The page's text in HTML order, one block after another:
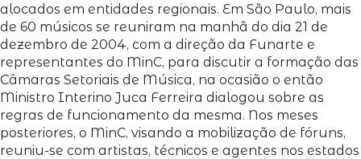
alocados em entidades regionais. Em São Paulo, mais
de 60 músicos se reuniram na manhã do dia 21 de
dezembro de 2004, com a direção da Funarte e
representantes do MinC, para discutir a formação das
Câmaras Setoriais de Música, na ocasião o então
Ministro Interino Juca Ferreira dialogou sobre as
regras de funcionamento da mesma. Nos meses
posteriores, o MinC, visando a mobilização de fóruns,
reuniu-se com artistas, técnicos e agentes nos estados